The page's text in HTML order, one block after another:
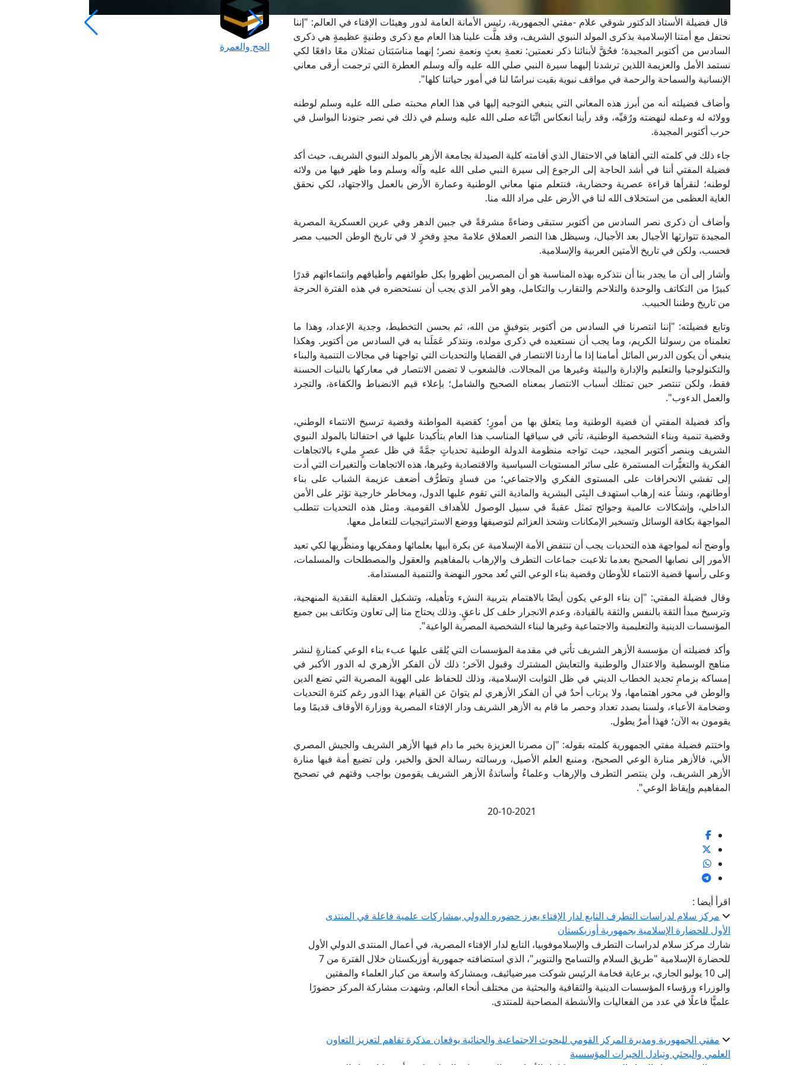
قال فضيلة الأستاذ الدكتور شوقي علام -مفتي الجمهورية، رئيس الأمانة العامة لدور وهيئات الإفتاء في العالم: "إننا
نحتفل مع أمتنا الإسلامية بذكرى المولد النبوي الشريف، وقد هلَّت علينا هذا العام مع ذكرى وطنيةٍ عظيمةٍ هي ذكرى
السادس من أكتوبر المجيدة؛ فحُقَّ لأبنائنا ذكر نعمتين: نعمةِ بعثٍ ونعمةِ نصر؛ إنهما مناسَبَتان تمثلان معًا دافعًا لكي
نستمد الأمل والعزيمة اللذين ترشدنا إليهما سيرة النبي صلي الله عليه وآله وسلم العطرة التي ترجمت أرقى معاني
الإنسانية والسماحة والرحمة في مواقف نبوية بقيت نبراسًا لنا في أمور حياتنا كلها".
وأضاف فضيلته أنه من أبرز هذه المعاني التي ينبغي التوجيه إليها في هذا العام محبته صلى الله عليه وسلم لوطنه
وولائه له وعمله لنهضته ورُقيِّه، وقد رأينا انعكاس اتِّبَاعه صلى الله عليه وسلم في ذلك في نصر جنودنا البواسل في
حرب أكتوبر المجيدة.
جاء ذلك في كلمته التي ألقاها في الاحتفال الذي أقامته كلية الصيدلة بجامعة الأزهر بالمولد النبوي الشريف، حيث أكد
فضيلة المفتي أننا في أشد الحاجة إلى الرجوع إلى سيرة النبي صلى الله عليه وآله وسلم وما ظهر فيها من ولائه
لوطنه؛ لنقرأها قراءة عصرية وحضارية، فنتعلم منها معاني الوطنية وعمارة الأرض بالعمل والاجتهاد، لكي نحقق
الغاية العظمى من استخلاف الله لنا في الأرض على مراد الله منا.
وأضاف أن ذكرى نصر السادس من أكتوبر ستبقى وضاءةً مشرقةً في جبين الدهر وفي عرين العسكرية المصرية
المجيدة تتوارثها الأجيال بعد الأجيال، وسيظل هذا النصر العملاق علامةَ مجدٍ وفخرٍ لا في تاريخ الوطن الحبيب مصر
فحسب، ولكن في تاريخ الأمتين العربية والإسلامية.
وأشار إلى أن ما يجدر بنا أن نتذكره بهذه المناسبة هو أن المصريين أظهروا بكل طوائفهم وأطيافهم وانتماءاتهم قدرًا
كبيرًا من التكاتف والوحدة والتلاحم والتقارب والتكامل، وهو الأمر الذي يجب أن نستحضره في هذه الفترة الحرجة
من تاريخ وطننا الحبيب.
وتابع فضيلته: "إننا انتصرنا في السادس من أكتوبر بتوفيقٍ من الله، ثم بحسن التخطيط، وجدية الإعداد، وهذا ما
تعلمناه من رسولنا الكريم، وما يجب أن نستعيده في ذكرى مولده، ونتذكر عَمَلَنا به في السادس من أكتوبر. وهكذا
ينبغي أن يكون الدرس الماثل أمامنا إذا ما أردنا الانتصار في القضايا والتحديات التي تواجهنا في مجالات التنمية والبناء
والتكنولوجيا والتعليم والإدارة والبيئة وغيرها من المجالات. فالشعوب لا تضمن الانتصار في معاركها بالنيات الحسنة
فقط، ولكن تنتصر حين تمتلك أسباب الانتصار بمعناه الصحيح والشامل؛ بإعلاء قيم الانضباط والكفاءة، والتجرد
والعمل الدءوب".
وأكد فضيلة المفتي أن قضية الوطنية وما يتعلق بها من أمورٍ؛ كقضية المواطنة وقضية ترسيخ الانتماء الوطني،
وقضية تنمية وبناء الشخصية الوطنية، تأتي في سياقها المناسب هذا العام بتأكيدنا عليها في احتفالنا بالمولد النبوي
الشريف وبنصر أكتوبر المجيد، حيث تواجه منظومة الدولة الوطنية تحدياتٍ جمَّةً في ظل عصرٍ مليء بالاتجاهات
الفكرية والتغيُّرات المستمرة على سائر المستويات السياسية والاقتصادية وغيرها، هذه الاتجاهات والتغيرات التي أدت
إلى تفشي الانحرافات على المستوى الفكري والاجتماعي؛ من فسادٍ وتطرُّف أضعف عزيمة الشباب على بناء
أوطانهم، ونشأ عنه إرهاب استهدف البِنَى البشرية والمادية التي تقوم عليها الدول، ومخاطر خارجية تؤثر على الأمن
الداخلي، وإشكالات عالمية وجوائح تمثل عقبةً في سبيل الوصول للأهداف القومية. ومثل هذه التحديات تتطلب
المواجهة بكافة الوسائل وتسخير الإمكانات وشحذ العزائم لتوصيفها ووضع الاستراتيجيات للتعامل معها.
وأوضح أنه لمواجهة هذه التحديات يجب أن تنتفض الأمة الإسلامية عن بكرة أبيها بعلمائها ومفكريها ومنظِّريها لكي تعيد
الأمور إلى نصابها الصحيح بعدما تلاعبت جماعات التطرف والإرهاب بالمفاهيم والعقول والمصطلحات والمسلمات،
وعلى رأسها قضية الانتماء للأوطان وقضية بناء الوعي التي تُعد محور النهضة والتنمية المستدامة.
وقال فضيلة المفتي: "إن بناء الوعي يكون أيضًا بالاهتمام بتربية النشء وتأهيله، وتشكيل العقلية النقدية المنهجية،
وترسيخ مبدأ الثقة بالنفس والثقة بالقيادة، وعدم الانجرار خلف كل ناعقٍ. وذلك يحتاج منا إلى تعاون وتكاتف بين جميع
المؤسسات الدينية والتعليمية والاجتماعية وغيرها لبناء الشخصية المصرية الواعية".
وأكد فضيلته أن مؤسسة الأزهر الشريف تأتي في مقدمة المؤسسات التي يُلقى عليها عبء بناء الوعي كمنارةٍ لنشر
مناهج الوسطية والاعتدال والوطنية والتعايش المشترك وقبول الآخر؛ ذلك لأن الفكر الأزهري له الدور الأكبر في
إمساكه بزمامِ تجديد الخطاب الديني في ظل الثوابت الإسلامية، وذلك للحفاظ على الهوية المصرية التي تضع الدين
والوطن في محور اهتمامها، ولا يرتاب أحدٌ في أن الفكر الأزهري لم يتوانَ عن القيام بهذا الدور رغم كثرة التحديات
وضخامة الأعباء، ولسنا بصدد تعداد وحصر ما قام به الأزهر الشريف ودار الإفتاء المصرية ووزارة الأوقاف قديمًا وما
يقومون به الآن؛ فهذا أمرٌ يطول.
واختتم فضيلة مفتي الجمهورية كلمته بقوله: "إن مصرنا العزيزة بخير ما دام فيها الأزهر الشريف والجيش المصري
الأبي، فالأزهر منارة الوعي الصحيح، ومنبع العلم الأصيل، ورسالته رسالة الحق والخير، ولن تضيع أمة فيها منارة
الأزهر الشريف، ولن ينتصر التطرف والإرهاب وعلماءُ وأساتذةُ الأزهر الشريف يقومون بواجب وقتهم في تصحيح
المفاهيم وإيقاظ الوعي".
20-10-2021
اقرأ أيضا :
مركز سلام لدراسات التطرف التابع لدار الإفتاء يعزز حضوره الدولي بمشاركات علمية فاعلة في المنتدى
الأول للحضارة الإسلامية بجمهورية أوزبكستان
شارك مركز سلام لدراسات التطرف والإسلاموفوبيا، التابع لدار الإفتاء المصرية، في أعمال المنتدى الدولي الأول
للحضارة الإسلامية "طريق السلام والتسامح والتنوير"، الذي استضافته جمهورية أوزبكستان خلال الفترة من 7
إلى 10 يوليو الجاري، برعاية فخامة الرئيس شوكت ميرضيائيف، وبمشاركة واسعة من كبار العلماء والمفتين
والوزراء ورؤساء المؤسسات الدينية والثقافية والبحثية من مختلف أنحاء العالم، وشهدت مشاركة المركز حضورًا
علميًّا فاعلًا في عدد من الفعاليات والأنشطة المصاحبة للمنتدى.
مفتي الجمهورية ومديرة المركز القومي للبحوث الاجتماعية والجنائية يوقعان مذكرة تفاهم لتعزيز التعاون
العلمي والبحثي وتبادل الخبرات المؤسسية
الحج والعمرة